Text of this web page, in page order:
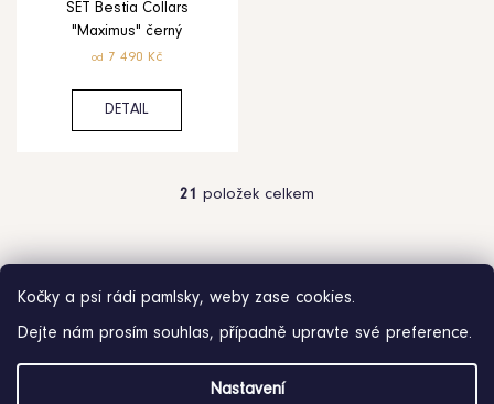
Kočky a psi rádi pamlsky, weby zase cookies.
Dejte nám prosím souhlas, případně upravte své preference.
Nastavení
SET Bestia Collars
"Maximus" černý
od 7 490 Kč
DETAIL
O
l
d
a
í
21 položek celkem